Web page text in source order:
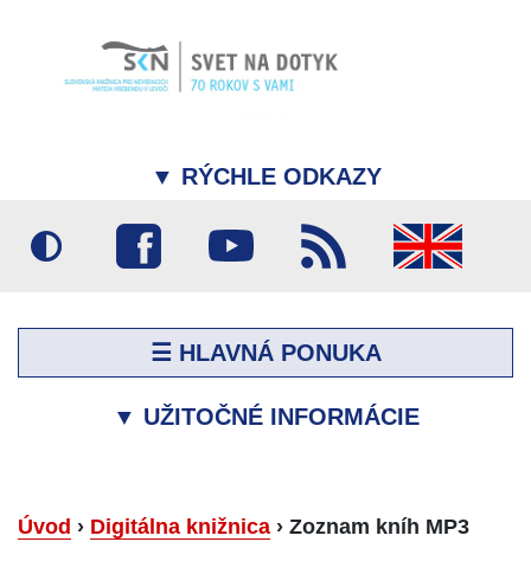
▼ RÝCHLE ODKAZY
☰ HLAVNÁ PONUKA
▼ UŽITOČNÉ INFORMÁCIE
Úvod › Digitálna knižnica › Zoznam kníh MP3